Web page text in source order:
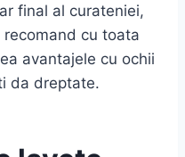
final al curateniei,
cu toata
avantajele cu ochii
da dreptate.